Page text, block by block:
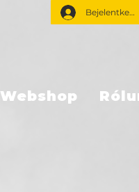
Bejelentkezés
Webshop